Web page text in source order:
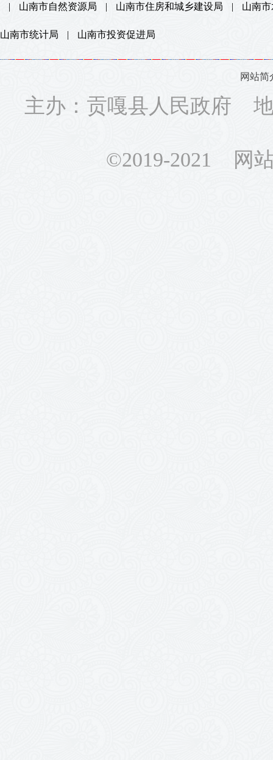
| 山南市自然资源局 | 山南市住房和城乡建设局 | 山南
山南市统计局 | 山南市投资促进局
网站简
主办：贡嘎县人民政府
©2019-2021 网